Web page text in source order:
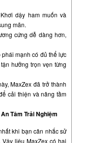
dậy ham muốn và
mãn.
cứng dễ dàng hơn,
mạnh có đủ thể lực
hưởng trọn vẹn từng
MaxZex đã trở thành
cải thiện và nâng tầm
Tâm Trải Nghiệm
khi bạn cân nhắc sử
liệu MaxZex có hại